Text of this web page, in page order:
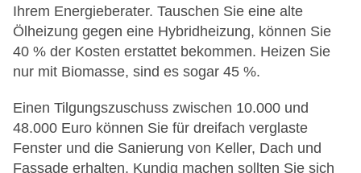
Ihrem Energieberater. Tauschen Sie eine alte
Ölheizung gegen eine Hybridheizung, können Sie
40 % der Kosten erstattet bekommen. Heizen Sie
nur mit Biomasse, sind es sogar 45 %.
Einen Tilgungszuschuss zwischen 10.000 und
48.000 Euro können Sie für dreifach verglaste
Fenster und die Sanierung von Keller, Dach und
Fassade erhalten. Kundig machen sollten Sie sich